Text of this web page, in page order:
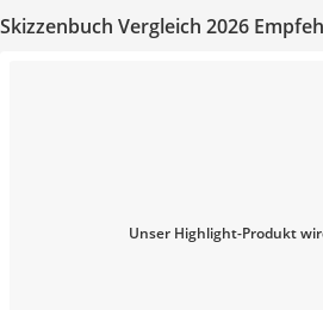
Skizzenbuch Vergleich 2026
Unser Highlight-Produkt